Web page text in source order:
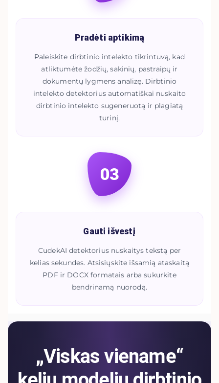
Pradėti aptikimą
Paleiskite dirbtinio intelekto tikrintuvą, kad
atliktumėte žodžių, sakinių, pastraipų ir
dokumentų lygmens analizę. Dirbtinio
intelekto detektorius automatiškai nuskaito
dirbtinio intelekto sugeneruotą ir plagiatą
turinį.
03
Gauti išvestį
CudekAI detektorius nuskaitys tekstą per
kelias sekundes. Atsisiųskite išsamią ataskaitą
PDF ir DOCX formatais arba sukurkite
bendrinamą nuorodą.
„Viskas viename“